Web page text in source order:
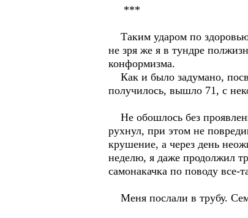
***
Таким ударом по здоровью
не зря же я в тундре
конформизма.
Как и было задумано,
получилось, вышло 71, с
Не обошлось без
рухнул, при этом не
крушение, а через день
неделю, я даже продолжил
самонакачка по поводу все-
Меня послали в трубу.